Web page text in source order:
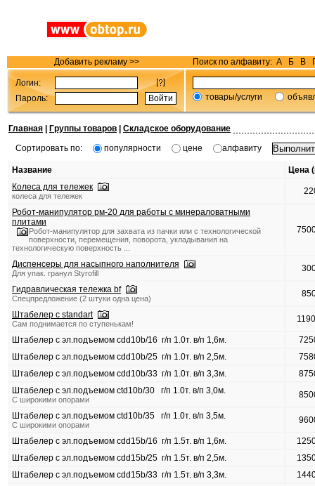
Добавить рекламу >> Поиск по алфавиту: А Б В
Логин:
Пароль:
товары/услуги
Главная Группы товаров
Складское оборудование
Сортировать по:
популярности цене алфавиту
Название
Цена
Колеса для тележек
колеса для тележек
Робот-манипулятор рм-20 для работы с минераловатными
плитами
Робот-манипулятор для захвата из пачки или с технологической
поверхности, перемещения, поворота, укладывания на
технологическую поверхность ...
Диспенсеры для насыпного наполнителя
Для упак. гранул Styrofill
Гидравлическая тележка bf
Спецпредложение (2 штуки одна цена)
Штабелер с standart
Сам поднимается по ступенькам!
Штабелер с эл.подъемом cdd10b/16 г/п 1.0т. в/п 1,6м.
Штабелер с эл.подъемом cdd10b/25 г/п 1.0т. в/п 2,5м.
Штабелер с эл.подъемом cdd10b/33 г/п 1.0т. в/п 3,3м.
Штабелер с эл.подъемом ctd10b/30 г/п 1.0т. в/п 3,0м.
С широкими опорами
Штабелер с эл.подъемом ctd10b/35 г/п 1.0т. в/п 3,5м.
С широкими опорами
Штабелер с эл.подъемом cdd15b/16 г/п 1.5т. в/п 1,6м.
Штабелер с эл.подъемом cdd15b/25 г/п 1.5т. в/п 2,5м.
Штабелер с эл.подъемом cdd15b/33 г/п 1.5т. в/п 3,3м.